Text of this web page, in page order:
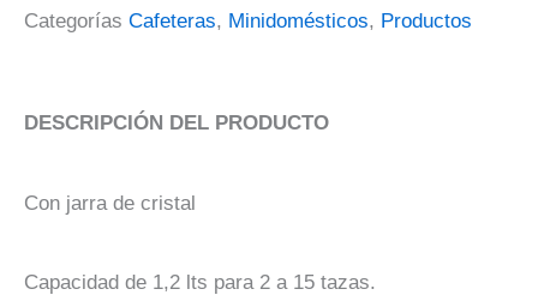
Categorías Cafeteras, Minidomésticos, Productos
DESCRIPCIÓN DEL PRODUCTO
Con jarra de cristal
Capacidad de 1,2 lts para 2 a 15 tazas.